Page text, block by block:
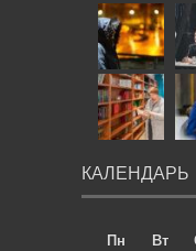
КАЛЕНДАРЬ
Пн
Вт